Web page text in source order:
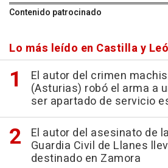
Contenido patrocinado
Lo más leído en Castilla y
El autor del crimen
(Asturias) robó el arma a
ser apartado de servicio
El autor del asesinato de
Guardia Civil de Llanes
destinado en Zamora